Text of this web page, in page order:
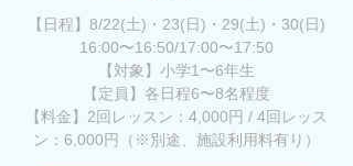
【日程】8/22(土)・23(日)・29(土)・30(日)
16:00〜16:50/17:00〜17:50
【対象】小学1〜6年生
【定員】各日程6〜8名程度
【料金】2回レッスン：4,000円 / 4回レッス
ン：6,000円（※別途、施設利用料有り）